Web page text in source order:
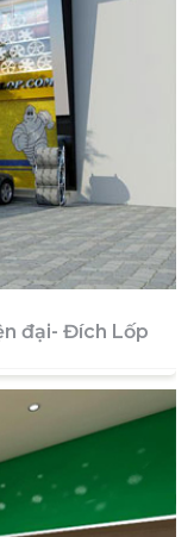
đại- Đích Lốp